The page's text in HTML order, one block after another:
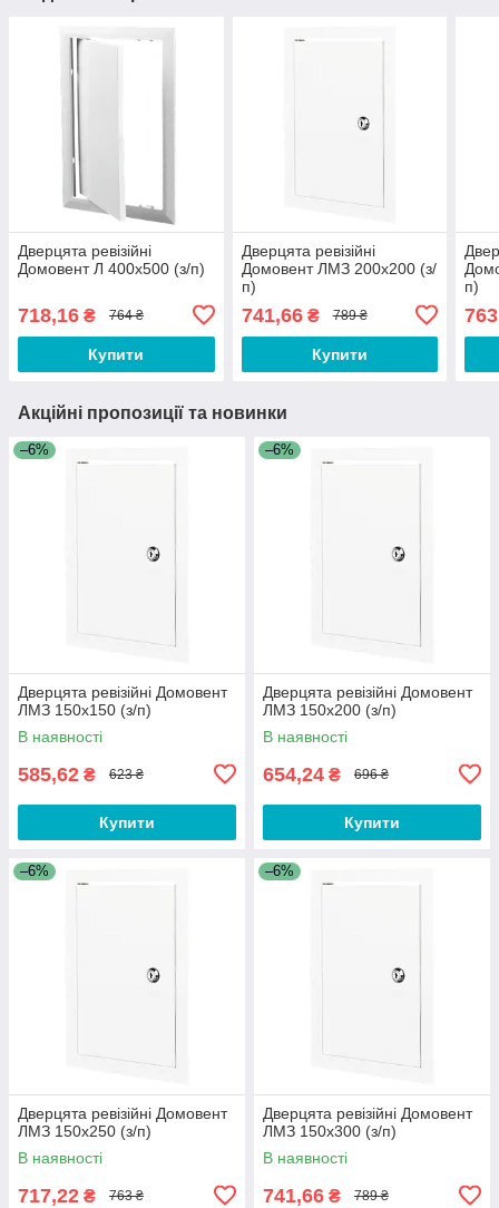
Дверцята ревізійні
Домовент Л 400х500 (з/п)
718,16 ₴ 764 ₴
Купити
Дверцята ревізійні
Домовент ЛМЗ 200х200 (з/
п)
741,66₴ 789 ₴
Купити
п)
Акційні пропозиції та новинки
–6%
Дверцята ревізійні Домовент
ЛМЗ 150х150 (з/п)
В наявності
585,62 ₴ 623 ₴
Купити
–6%
Дверцята ревізійні Домовент
ЛМЗ 150х200 (з/п)
В наявності
654,24 ₴ 696 ₴
Купити
–6%
Дверцята ревізійні Домовент
ЛМЗ 150х250 (з/п)
В наявності
717,22 ₴ 763 ₴
–6%
Дверцята ревізійні Домовент
ЛМЗ 150х300 (з/п)
В наявності
741,66 ₴ 789 ₴